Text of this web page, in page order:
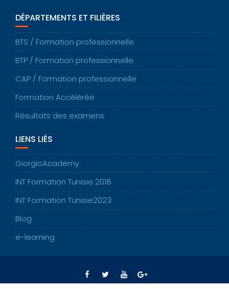
DÉPARTEMENTS ET FILIÈRES
BTS / Formation professionnelle
BTP / Formation professionnelle
CAP / Formation professionnelle
Formation Accélérée
Résultats des examens
LIENS LIÉS
GiorgioAcademy
INT Formation Tunisie 2018
INT Formation Tunisie2023
Blog
e-learning